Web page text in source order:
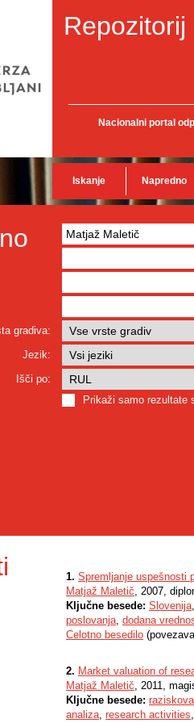
Nacionalni portal
Iskanje Napredno
gradiva:
Jezik:
Išči po:
Prikaži samo rezultate
1. Spremljanje uspešnosti
Matjaž Maletič, 2007,
Ključne besede: Slovenija,
poslovanja, dodana
Celotno besedilo
2. Market valuation of
Matjaž Maletič, 2011,
Ključne besede:
analiza, research activities,